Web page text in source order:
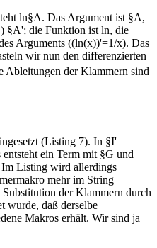
ln§A. Das Argument ist §A,
§A'; die Funktion ist ln, die
Arguments ((ln(x))'=1/x). Das
wir nun den differenzierten
Ableitungen der Klammern sind
(Listing 7). In §I'
ein Term mit §G und
Listing wird allerdings
mehr im String
der Klammern durch
wurde, daß derselbe
Makros erhält. Wir sind ja